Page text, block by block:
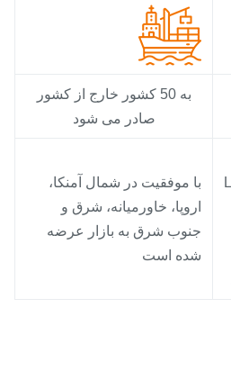
به 50 کشور خارج از کشور
صادر می شود
با موفقیت در شمال آمنکا،
اروپا، خاورمیانه، شرق و
جنوب شرق به بازار عرضه
شده است